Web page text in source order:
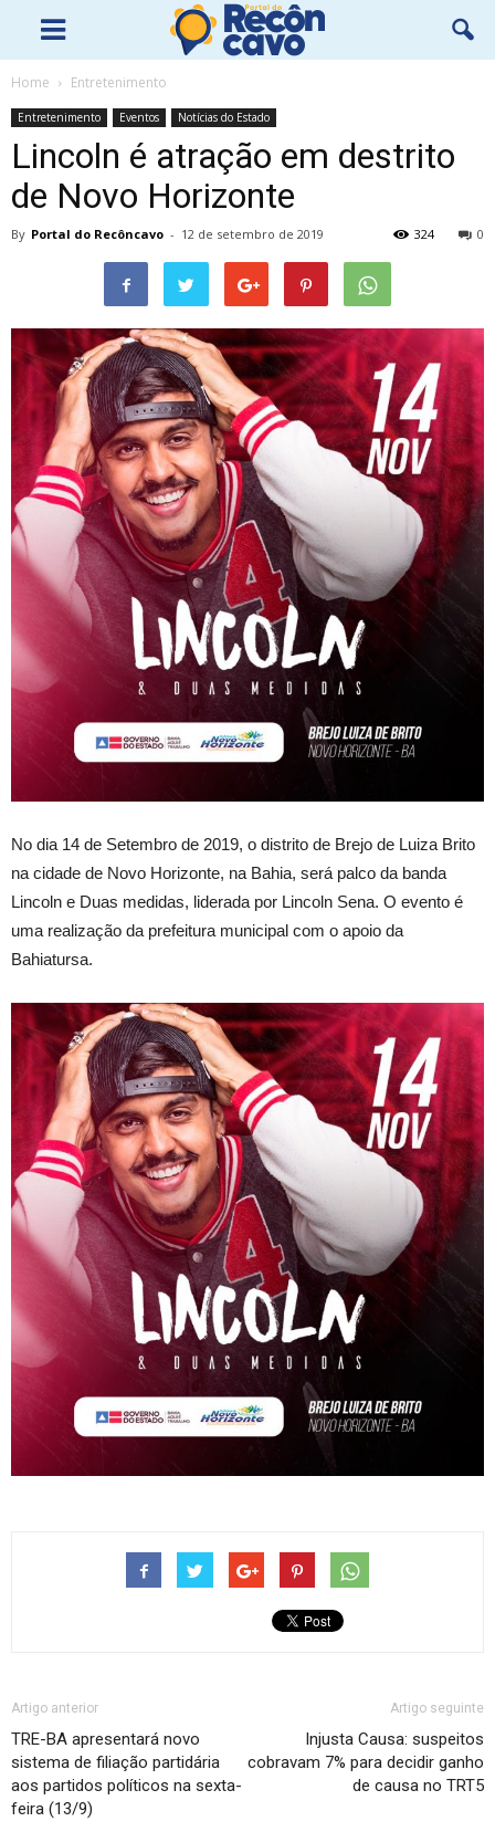
Home Entretenimento
Entretenimento Eventos Notícias do Estado
Lincoln é atração em destrito
de Novo Horizonte
By Portal do Recôncavo - 12 de setembro de 2019 0
324
No dia 14 de Setembro de 2019, o distrito de Brejo de Luiza Brito
na cidade de Novo Horizonte, na Bahia, será palco da banda
Lincoln e Duas medidas, liderada por Lincoln Sena. O evento é
uma realização da prefeitura municipal com o apoio da
Bahiatursa.
Artigo anterior
TRE-BA apresentará novo
sistema de filiação partidária
aos partidos políticos na sexta-
feira (13/9)
Artigo seguinte
Injusta Causa: suspeitos
cobravam 7% para decidir ganho
de causa no TRT5